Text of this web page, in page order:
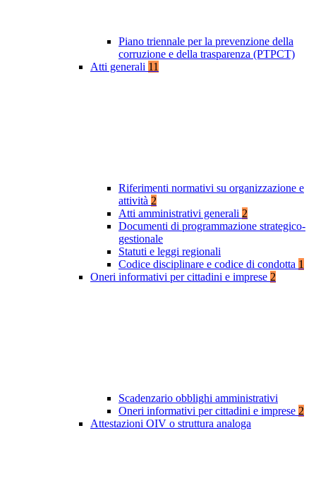
Piano triennale per la prevenzione della
corruzione e della trasparenza (PTPCT)
Atti generali 11
Riferimenti normativi su organizzazione e
attività 2
Atti amministrativi generali 2
Documenti di programmazione strategico-
gestionale
Statuti e leggi regionali
Codice disciplinare e codice di condotta 1
Oneri informativi per cittadini e imprese 2
Scadenzario obblighi amministrativi
Oneri informativi per cittadini e imprese 2
Attestazioni OIV o struttura analoga